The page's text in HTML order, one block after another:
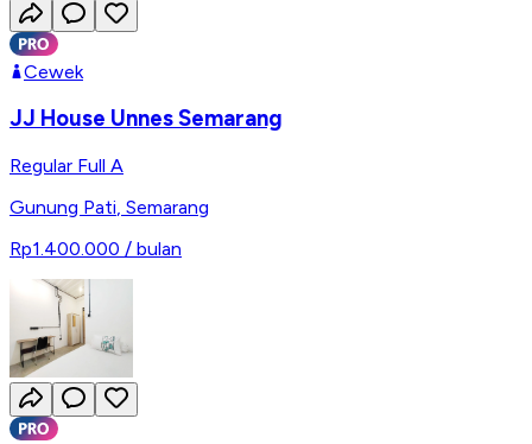
Cewek
JJ House Unnes Semarang
Regular Full A
Gunung Pati, Semarang
Rp1.400.000 / bulan